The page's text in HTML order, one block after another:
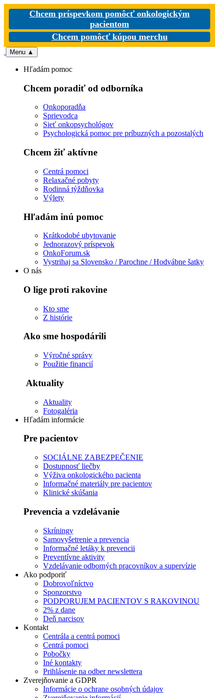
Chcem príspevkom pomôcť onkologickým
pacientom
Chcem pomôcť kúpou merchu
Menu ▲
Hľadám pomoc
Chcem poradiť od odborníka
Onkoporadňa
Sprievodca
Sieť onkopsychológov
Psychologická pomoc pre príbuzných a pozostalých
Chcem žiť aktívne
Centrá pomoci
Relaxačné pobyty
Rodinná týždňovka
Výlety
Hľadám inú pomoc
Krátkodobé ubytovanie
Jednorazový príspevok
OnkoForum.sk
Vystrihaj sa Slovensko / Parochne / Hodvábne šatky
O nás
O lige proti rakovine
Kto sme
Z histórie
Ako sme hospodárili
Výročné správy
Použitie financií
Aktuality
Aktuality
Fotogaléria
Hľadám informácie
Pre pacientov
SOCIÁLNE ZABEZPEČENIE
Dostupnosť liečby
Výživa onkologického pacienta
Informačné materiály pre pacientov
Klinické skúšania
Prevencia a vzdelávanie
Skríningy
Samovyšetrenie a prevencia
Informačné letáky k prevencii
Preventívne aktivity
Vzdelávanie odborných pracovníkov a supervízie
Ako podporiť
Dobrovoľníctvo
Sponzorstvo
PODPORUJEM PACIENTOV S RAKOVINOU
2% z dane
Deň narcisov
Kontakt
Centrála a centrá pomoci
Centrá pomoci
Pobočky
Iné kontakty
Prihlásenie na odber newslettera
Zverejňovanie a GDPR
Informácie o ochrane osobných údajov